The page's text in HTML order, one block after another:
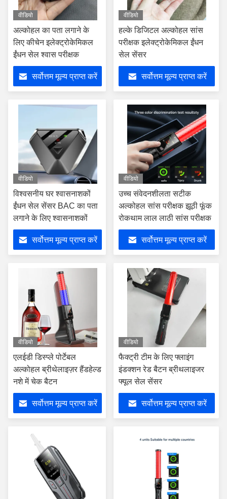
वीडियो
अल्कोहल का पता लगाने के
लिए कीचेन इलेक्ट्रोकेमिकल
ईंधन सेल श्वास परीक्षक
सर्वोत्तम मूल्य प्राप्त करें
वीडियो
हल्के डिजिटल अल्कोहल सांस
परीक्षक इलेक्ट्रोकेमिकल ईंधन
सेल सेंसर
सर्वोत्तम मूल्य प्राप्त करें
वीडियो
विश्वसनीय घर श्वासनाशकों
ईंधन सेल सेंसर BAC का पता
लगाने के लिए श्वासनाशकों
सर्वोत्तम मूल्य प्राप्त करें
वीडियो
उच्च संवेदनशीलता सटीक
अल्कोहल सांस परीक्षक झूठी फूंक
रोकथाम लाल लाठी सांस परीक्षक
सर्वोत्तम मूल्य प्राप्त करें
वीडियो
एलईडी डिस्प्ले पोर्टेबल
अल्कोहल ब्रीथेलाइज़र हैंडहेल्ड
नशे में चेक बैटन
सर्वोत्तम मूल्य प्राप्त करें
वीडियो
फैक्ट्री टीम के लिए फ्लाइंग
इंडक्शन रेड बैटन ब्रीथलाइजर
फ्यूल सेल सेंसर
सर्वोत्तम मूल्य प्राप्त करें